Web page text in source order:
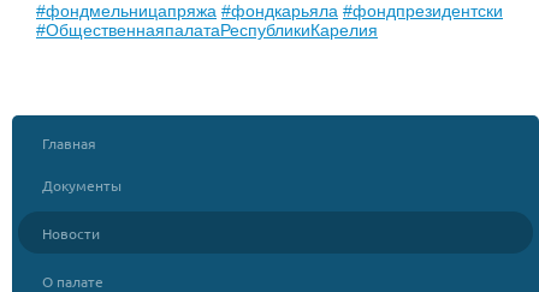
#фондмельницапряжа #фондкарьяла
#ОбщественнаяпалатаРеспубликиКарелия
Главная
Документы
Новости
О палате